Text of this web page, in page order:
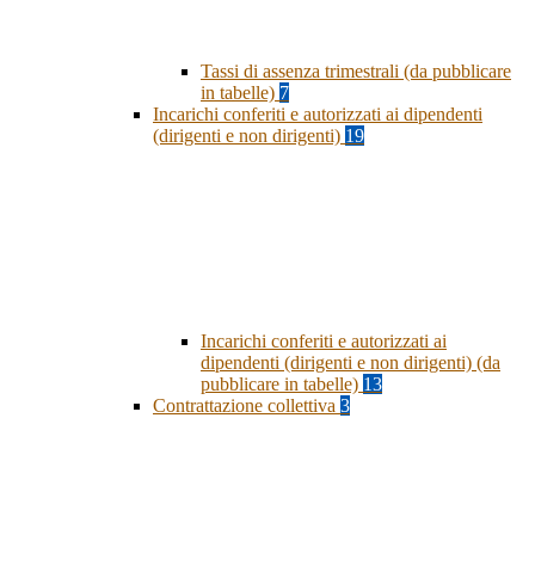
Tassi di assenza trimestrali (da pubblicare
in tabelle) 7
Incarichi conferiti e autorizzati ai dipendenti
(dirigenti e non dirigenti) 19
Incarichi conferiti e autorizzati ai
dipendenti (dirigenti e non dirigenti) (da
pubblicare in tabelle) 13
Contrattazione collettiva 3